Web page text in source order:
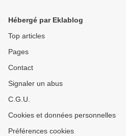
Hébergé par Eklablog
Top articles
Pages
Contact
Signaler un abus
C.G.U.
Cookies et données personnelles
Préférences cookies